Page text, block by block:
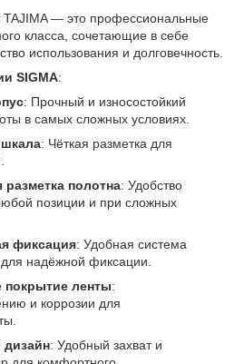
TAJIMA — это профессиональные
класса, сочетающие в себе
использования и долговечность.
SIGMA:
: Прочный и износостойкий
в самых сложных условиях.
: Чёткая разметка для
разметка полотна: Удобство
позиции и при сложных
фиксация: Удобная система
надёжной фиксации.
покрытие ленты:
и коррозии для
: Удобный захват и